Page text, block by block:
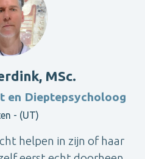
MSc.
en Dieptepsycholoog
- (UT)
helpen in zijn of haar